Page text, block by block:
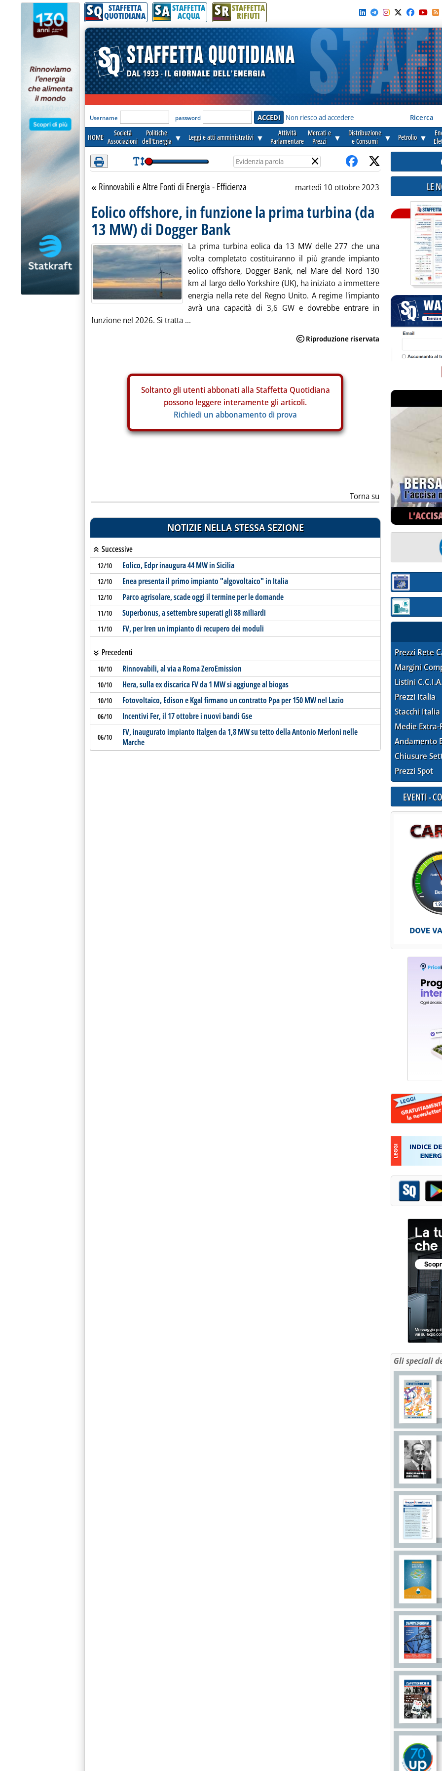
Attenzione! Esegui l'accesso per lèggere interamente la notizia.
SQ STAFFETTA
QUOTIDIANA SA STAFFETTA
ACQUA SR STAFFETTA
RIFIUTI
'Modulo Login per accedere'
Username password Non riesco ad accedere Ricerca
HOME
Società
Associazioni
Politiche
dell'Energia ▼ Leggi e atti amministrativi ▼
Attività
Parlamentare
Mercati e
Prezzi
▼
Distribuzione
e Consumi
▼ Petrolio ▼
×
Torna alla sezione
Rinnovabili e Altre Fonti di Energia - Efficienza martedì 10 ottobre 2023
Eolico offshore, in funzione la prima turbina (da
13 MW) di Dogger Bank
La prima turbina eolica da 13 MW delle 277 che una
volta completato costituiranno il più grande impianto
eolico offshore, Dogger Bank, nel Mare del Nord 130
km al largo dello Yorkshire (UK), ha iniziato a immettere
energia nella rete del Regno Unito. A regime l'impianto
avrà una capacità di 3,6 GW e dovrebbe entrare in
funzione nel 2026. Si tratta ...
Soltanto gli utenti abbonati alla Staffetta Quotidiana
possono leggere interamente gli articoli.
Richiedi un abbonamento di prova
Torna su
NOTIZIE NELLA STESSA SEZIONE
Successive
12/10 Eolico, Edpr inaugura 44 MW in Sicilia
12/10 Enea presenta il primo impianto "algovoltaico" in Italia
12/10 Parco agrisolare, scade oggi il termine per le domande
11/10 Superbonus, a settembre superati gli 88 miliardi
11/10 FV, per Iren un impianto di recupero dei moduli
Precedenti
10/10 Rinnovabili, al via a Roma ZeroEmission
10/10 Hera, sulla ex discarica FV da 1 MW si aggiunge al biogas
10/10 Fotovoltaico, Edison e Kgal firmano un contratto Ppa per 150 MW nel Lazio
06/10 Incentivi Fer, il 17 ottobre i nuovi bandi Gse
06/10
FV, inaugurato impianto Italgen da 1,8 MW su tetto della Antonio Merloni nelle
Marche
LE
Sezione:
Sezione:
Prezzi Rete
Margini
Listini
Prezzi Italia
Stacchi Italia
Medie Extra-
Andamento
Chiusure
Prezzi Spot
EVENTI -
Gli speciali